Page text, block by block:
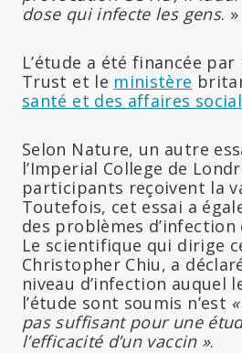
dose qui infecte les gens. »
L’étude a été financée par
Trust et le ministère
santé et des affaires
Selon Nature, un autre
l’Imperial College de
participants reçoivent la
Toutefois, cet essai a
des problèmes
Le scientifique qui dirige
Christopher Chiu, a
niveau d’infection auquel
l’étude sont soumis n’est
pas suffisant pour une
l’efficacité d’un vaccin ».